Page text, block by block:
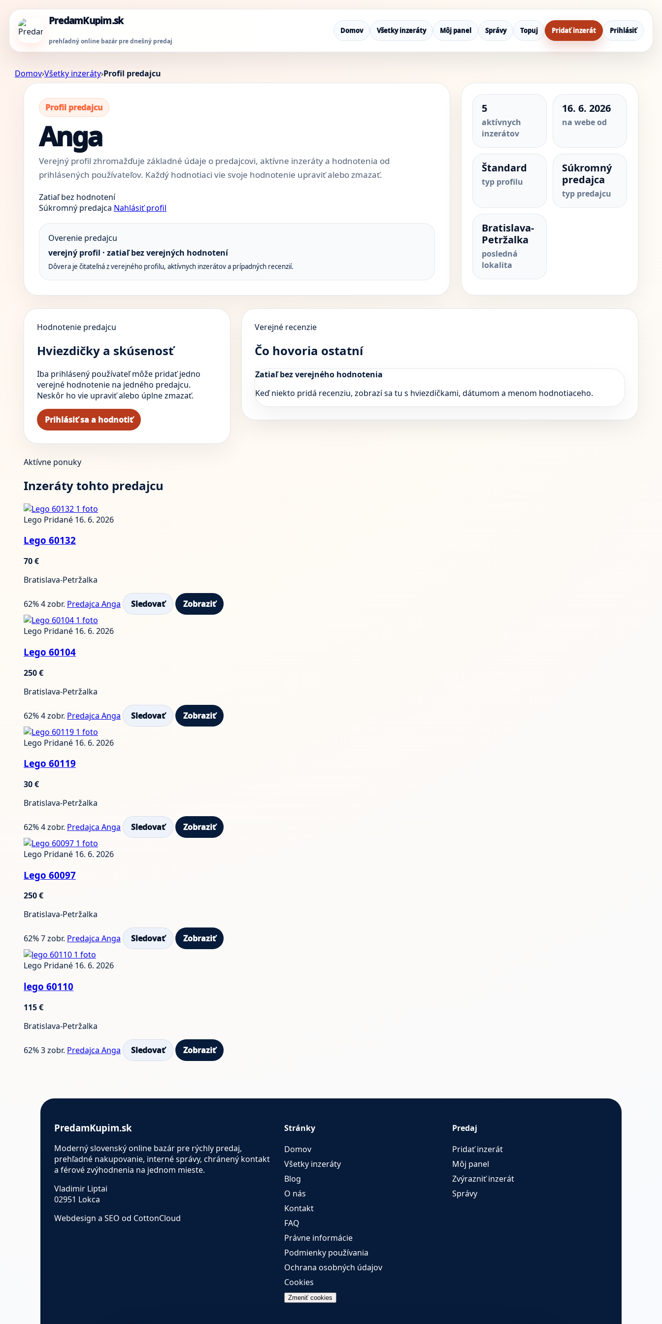
PredamKupim.sk
prehľadný online bazár pre dnešný predaj
Domov Všetky inzeráty Môj panel Správy Topuj Pridať inzerát Prihlásiť
Domov›Všetky inzeráty›Profil predajcu
Profil predajcu
Anga
Verejný profil zhromažďuje základné údaje o predajcovi, aktívne inzeráty a hodnotenia od
prihlásených používateľov. Každý hodnotiaci vie svoje hodnotenie upraviť alebo zmazať.
Zatiaľ bez hodnotení
Súkromný predajca Nahlásiť profil
Overenie predajcu
verejný profil · zatiaľ bez verejných hodnotení
Dôvera je čitateľná z verejného profilu, aktívnych inzerátov a prípadných recenzií.
5
aktívnych
inzerátov
16. 6. 2026
na webe od
Štandard
typ profilu
Súkromný
predajca
typ predajcu
Bratislava-
Petržalka
posledná
lokalita
Hodnotenie predajcu
Hviezdičky a skúsenosť
Iba prihlásený používateľ môže pridať jedno
verejné hodnotenie na jedného predajcu.
Neskôr ho vie upraviť alebo úplne zmazať.
Prihlásiť sa a hodnotiť
Verejné recenzie
Čo hovoria ostatní
Zatiaľ bez verejného hodnotenia
Keď niekto pridá recenziu, zobrazí sa tu s hviezdičkami, dátumom a menom hodnotiaceho.
Aktívne ponuky
Inzeráty tohto predajcu
1 foto
Lego Pridané 16. 6. 2026
Lego 60132
70 €
Bratislava-Petržalka
62%4 zobr. Predajca Anga Sledovať
Zobraziť
1 foto
Lego Pridané 16. 6. 2026
Lego 60104
250 €
Bratislava-Petržalka
62%4 zobr. Predajca Anga Sledovať
Zobraziť
1 foto
Lego Pridané 16. 6. 2026
Lego 60119
30 €
Bratislava-Petržalka
62%4 zobr. Predajca Anga Sledovať
Zobraziť
1 foto
Lego Pridané 16. 6. 2026
Lego 60097
250 €
Bratislava-Petržalka
62%7 zobr. Predajca Anga Sledovať
Zobraziť
1 foto
Lego Pridané 16. 6. 2026
lego 60110
115 €
Bratislava-Petržalka
62%3 zobr. Predajca Anga Sledovať Zobraziť
PredamKupim.sk
Moderný slovenský online bazár pre rýchly predaj,
prehľadné nakupovanie, interné správy, chránený kontakt
a férové zvýhodnenia na jednom mieste.
Vladimir Liptai
02951 Lokca
Webdesign a SEO od CottonCloud
Stránky
Domov
Všetky inzeráty
Blog
O nás
Kontakt
FAQ
Právne informácie
Podmienky používania
Ochrana osobných údajov
Cookies
Zmeniť cookies
Predaj
Pridať inzerát
Môj panel
Zvýrazniť inzerát
Správy